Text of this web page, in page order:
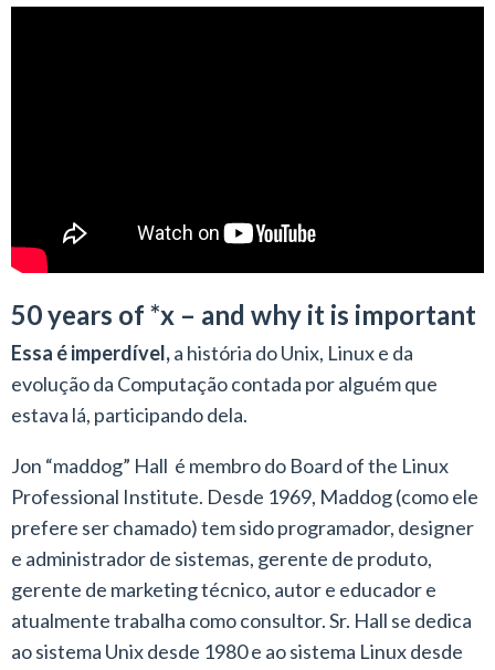
50 years of *x – and why it is important
Essa é imperdível,a história do Unix, Linux e da
evolução da Computação contada por alguém que
estava lá, participando dela.
Jon “maddog” Hall é membro do Board of the Linux
Professional Institute. Desde 1969, Maddog (como ele
prefere ser chamado) tem sido programador, designer
e administrador de sistemas, gerente de produto,
gerente de marketing técnico, autor e educador e
atualmente trabalha como consultor. Sr. Hall se dedica
ao sistema Unix desde 1980 e ao sistema Linux desde